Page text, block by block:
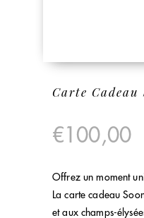
Carte
€100,00
Offrez un moment
La carte cadeau
et aux champs-